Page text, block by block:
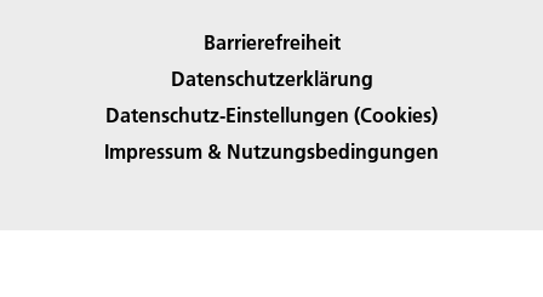
Barrierefreiheit
Datenschutzerklärung
Datenschutz-Einstellungen (Cookies)
Impressum & Nutzungsbedingungen